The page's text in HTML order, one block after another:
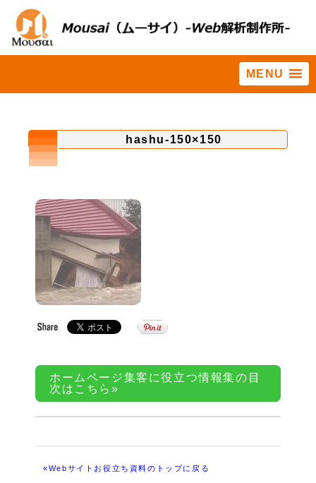
MENU
栃木県と茨城県を流れる鬼
hashu-150×150
hashu-150×150
ホームページ集客に役立つ情報集の目
次はこちら»
«Webサイトお役立ち資料のトップに戻る